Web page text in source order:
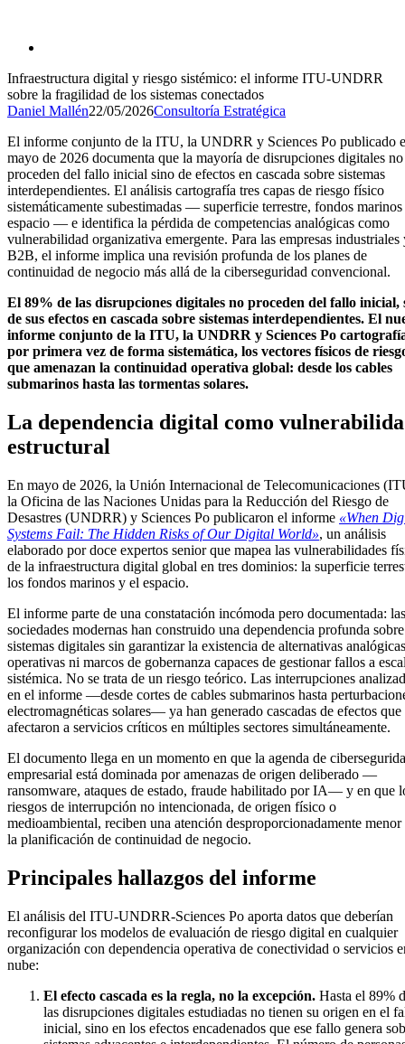
Infraestructura digital y riesgo sistémico: el informe ITU-UNDRR
sobre la fragilidad de los sistemas conectados
Daniel Mallén22/05/2026Consultoría Estratégica
El informe conjunto de la ITU, la UNDRR y Sciences Po publicado
mayo de 2026 documenta que la mayoría de disrupciones digitales no
proceden del fallo inicial sino de efectos en cascada sobre sistemas
interdependientes. El análisis cartografía tres capas de riesgo físico
sistemáticamente subestimadas — superficie terrestre, fondos
espacio — e identifica la pérdida de competencias analógicas como
vulnerabilidad organizativa emergente. Para las empresas industriales
B2B, el informe implica una revisión profunda de los planes de
continuidad de negocio más allá de la ciberseguridad convencional.
El 89% de las disrupciones digitales no proceden del fallo inicial,
de sus efectos en cascada sobre sistemas interdependientes. El
informe conjunto de la ITU, la UNDRR y Sciences Po
por primera vez de forma sistemática, los vectores físicos de
que amenazan la continuidad operativa global: desde los cables
submarinos hasta las tormentas solares.
La dependencia digital como
estructural
En mayo de 2026, la Unión Internacional de Telecomunicaciones
la Oficina de las Naciones Unidas para la Reducción del Riesgo de
Desastres (UNDRR) y Sciences Po publicaron el informe «When
Systems Fail: The Hidden Risks of Our Digital World», un análisis
elaborado por doce expertos senior que mapea las vulnerabilidades
de la infraestructura digital global en tres dominios: la superficie
los fondos marinos y el espacio.
El informe parte de una constatación incómoda pero documentada: las
sociedades modernas han construido una dependencia profunda sobre
sistemas digitales sin garantizar la existencia de alternativas analógicas
operativas ni marcos de gobernanza capaces de gestionar fallos a
sistémica. No se trata de un riesgo teórico. Las interrupciones
en el informe —desde cortes de cables submarinos hasta
electromagnéticas solares— ya han generado cascadas de efectos que
afectaron a servicios críticos en múltiples sectores simultáneamente.
El documento llega en un momento en que la agenda de
empresarial está dominada por amenazas de origen deliberado —
ransomware, ataques de estado, fraude habilitado por IA— y en que
riesgos de interrupción no intencionada, de origen físico o
medioambiental, reciben una atención desproporcionadamente menor
la planificación de continuidad de negocio.
Principales hallazgos del informe
El análisis del ITU-UNDRR-Sciences Po aporta datos que deberían
reconfigurar los modelos de evaluación de riesgo digital en cualquier
organización con dependencia operativa de conectividad o servicios
nube:
El efecto cascada es la regla, no la excepción. Hasta el 89%
las disrupciones digitales estudiadas no tienen su origen en el
inicial, sino en los efectos encadenados que ese fallo genera